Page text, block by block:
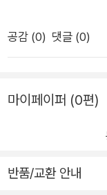
찾지 못하는 상황을
스트 기법은 테스트
테스트 기법 에서는
나타내는 지표다.커
인하면서,목푯값을
게 식별할 수 없는 입
해서 개발하는 것
지도학습에 기반한 4
주는 책입니다. 저자
웨어 테스트에 대한
독자로는 대학생부터
스트의 실전 검증
버전 관리와 문제
다. 모델의 버전 관리
만 구현되어있어 조
발과 테스트는 반복
성과 모델 성능 모니
델을 사용하는 테스
었습니다.비단 AI 분
알지 못하더라도 부
데 지장이 없도록자
장히 자세하고 친절
실제 사례들을 기반
법인메타모픽 테스트
공감 (0) 댓글 (0)
마이페이퍼 (0편)
반품/교환 안내